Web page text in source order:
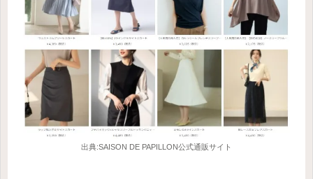
出典:SAISON DE PAPILLON公式通販サイト